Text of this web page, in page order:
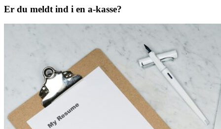
Er du meldt ind i en a-kasse?